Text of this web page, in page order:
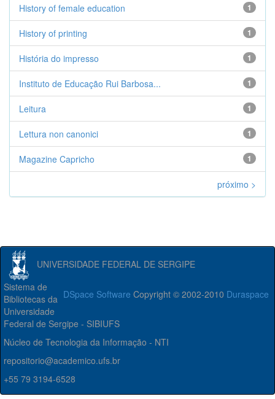
1
History of female education
1
History of printing
1
História do impresso
1
Instituto de Educação Rui Barbosa...
1
Leitura
1
Lettura non canonici
1
Magazine Capricho
próximo >
UNIVERSIDADE FEDERAL DE SERGIPE
DSpace Software Copyright © 2002-2010 Duraspace
Sistema de
Bibliotecas da
Universidade
Federal de Sergipe - SIBIUFS
Núcleo de Tecnologia da Informação - NTI
repositorio@academico.ufs.br
+55 79 3194-6528